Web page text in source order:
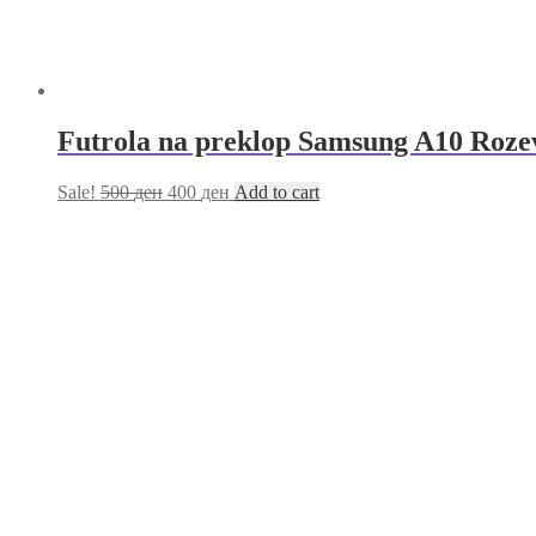
Futrola na preklop Samsung A10
Sale! 500ден 400 ден Add to cart